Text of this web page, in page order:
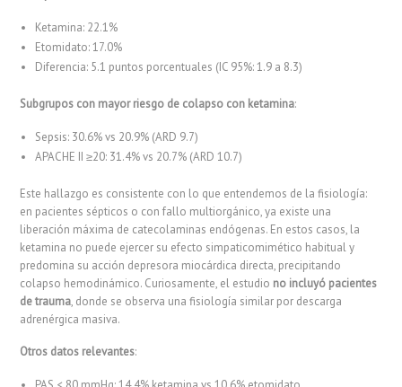
Ketamina: 22.1%
Etomidato: 17.0%
Diferencia: 5.1 puntos porcentuales (IC 95%: 1.9 a 8.3)
Subgrupos con mayor riesgo de colapso con ketamina:
Sepsis: 30.6% vs 20.9% (ARD 9.7)
APACHE II ≥20: 31.4% vs 20.7% (ARD 10.7)
Este hallazgo es consistente con lo que entendemos de la fisiología:
en pacientes sépticos o con fallo multiorgánico, ya existe una
liberación máxima de catecolaminas endógenas. En estos casos, la
ketamina no puede ejercer su efecto simpaticomimético habitual y
predomina su acción depresora miocárdica directa, precipitando
colapso hemodinámico. Curiosamente, el estudio no incluyó pacientes
de trauma, donde se observa una fisiología similar por descarga
adrenérgica masiva.
Otros datos relevantes: